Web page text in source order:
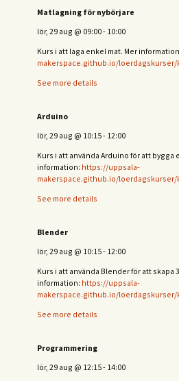
Matlagning för nybörjare
lör, 29 aug @ 09:00- 10:00
Kurs i att laga enkel mat. Mer
makerspace.github.io/
See more details
Arduino
lör, 29 aug @ 10:15- 12:00
Kurs i att använda Arduino för att bygga
information: https://uppsala-
makerspace.github.io/
See more details
Blender
lör, 29 aug @ 10:15- 12:00
Kurs i att använda Blender för att skapa
information: https://uppsala-
makerspace.github.io/
See more details
Programmering
lör, 29 aug @ 12:15- 14:00